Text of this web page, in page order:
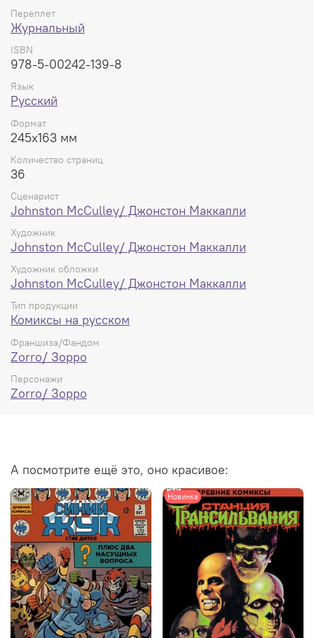
Zorro) — Four Color #617 (март 1955), Dell
Переплет
Журнальный
ISBN
978-5-00242-139-8
Язык
Русский
Формат
245x163 мм
Количество страниц
36
Сценарист
Johnston McCulley/ Джонстон Маккалли
Художник
Johnston McCulley/ Джонстон Маккалли
Художник обложки
Johnston McCulley/ Джонстон Маккалли
Тип продукции
Комиксы на русском
Франшиза/Фандом
Zorro/ Зорро
Персонажи
Zorro/ Зорро
А посмотрите ещё это, оно красивое:
Новинка